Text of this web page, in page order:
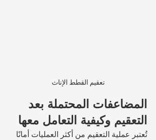
تعقيم القطط الإناث
المضاعفات المحتملة بعد
التعقيم وكيفية التعامل معها
تُعتبر عملية التعقيم من أكثر العمليات أمانًا